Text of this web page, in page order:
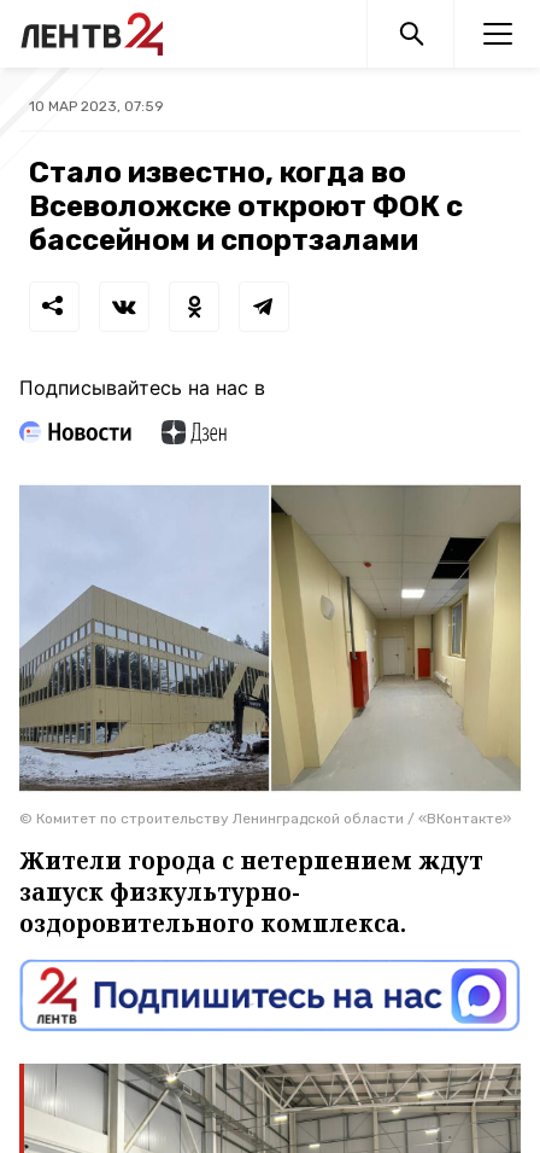
10 МАР 2023, 07:59
Стало известно, когда во
Всеволожске откроют ФОК с
бассейном и спортзалами
Подписывайтесь на нас в
© Комитет по строительству Ленинградской области / «ВКонтакте»
Жители города с нетерпением ждут
запуск физкультурно-
оздоровительного комплекса.